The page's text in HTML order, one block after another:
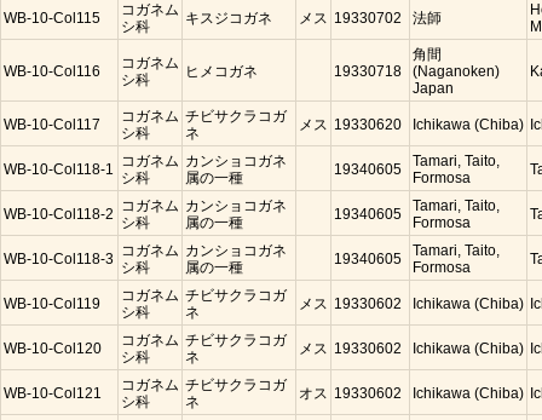
WB-10-Col115
コガネム
シ科
キスジコガネ メス 19330702 法師
WB-10-Col116
コガネム
シ科
ヒメコガネ 19330718
角間
(Naganoken)
Japan
WB-10-Col117
コガネム
シ科
チビサクラコガ
ネ
メス 19330620 Ichikawa (Chiba)
WB-10-Col118-1 コガネム
シ科
カンショコガネ
属の一種
19340605
Tamari, Taito,
Formosa
WB-10-Col118-2 コガネム
シ科
カンショコガネ
属の一種
19340605
Tamari, Taito,
Formosa
WB-10-Col118-3 コガネム
シ科
カンショコガネ
属の一種
19340605
Tamari, Taito,
Formosa
WB-10-Col119
コガネム
シ科
チビサクラコガ
ネ
メス 19330602 Ichikawa (Chiba)
WB-10-Col120
コガネム
シ科
チビサクラコガ
ネ
メス 19330602 Ichikawa (Chiba)
WB-10-Col121
コガネム
シ科
チビサクラコガ
ネ
オス 19330602 Ichikawa (Chiba)